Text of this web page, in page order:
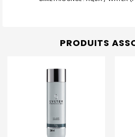
PRODUITS